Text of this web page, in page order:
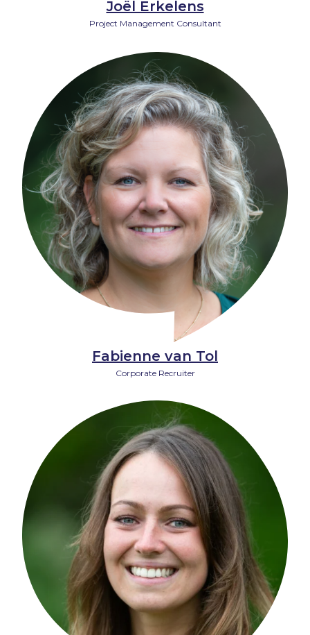
Joël Erkelens
Project Management Consultant
Fabienne van Tol
Corporate Recruiter